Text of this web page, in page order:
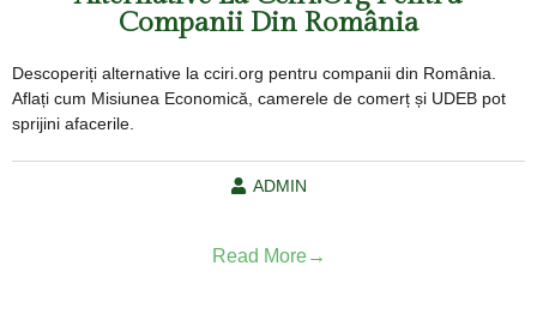
Companii Din România
Descoperiți alternative la cciri.org pentru companii din România.
Aflați cum Misiunea Economică, camerele de comerț și UDEB pot
sprijini afacerile.
ADMIN
Read More